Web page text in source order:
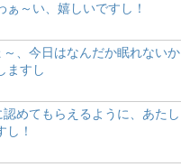
～い、嬉しいですし！
～、今日はなんだか眠れないか
ますし
認めてもらえるように、あたし
し！